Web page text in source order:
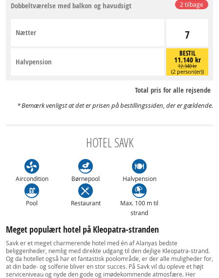
2 tilbage
Dobbeltværelse med balkon og havudsigt
7
Nætter
BESTIL
11.140 kr
12.340 kr
(2 person(er))
Halvpension
Total pris for alle rejsende
Bemærk venligst at det er prisen på bestillingssiden, der er gældende.
HOTEL SAVK
Aircondition Børnepool Halvpension
Pool Restaurant
Max. 100 m til
strand
Meget populært hotel på Kleopatra-stranden
Savk er et meget charmerende hotel med én af Alanyas bedste
beliggenheder, nemlig med direkte udgang til den dejlige Kleopatra-strand.
Og da hotellet også har et fantastisk poolområde, er der alle muligheder for,
at din bade- og solferie bliver en stor succes. På Savk vil du opleve et højt
serviceniveau og nyde den gode og imødekommende atmosfære. Her